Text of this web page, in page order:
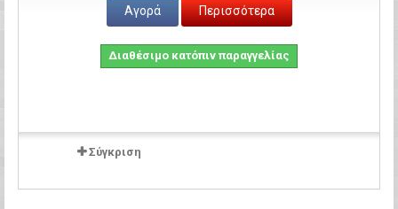
Αγορά Περισσότερα
Διαθέσιμο κατόπιν παραγγελίας
Σύγκριση